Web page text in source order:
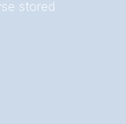
stored